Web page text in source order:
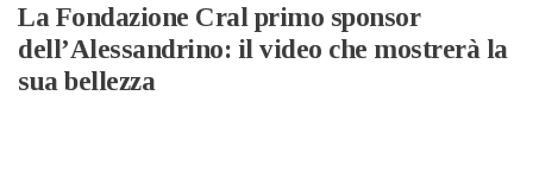
La Fondazione Cral primo sponsor
dell’Alessandrino: il video che mostrerà la
sua bellezza